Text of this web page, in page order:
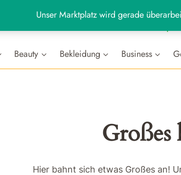
Unser Marktplatz wird gerade
Werktags: 9:00 - 19:00 Uhr
Beauty Bekleidung Business
Großes
Hier bahnt sich etwas Großes an!